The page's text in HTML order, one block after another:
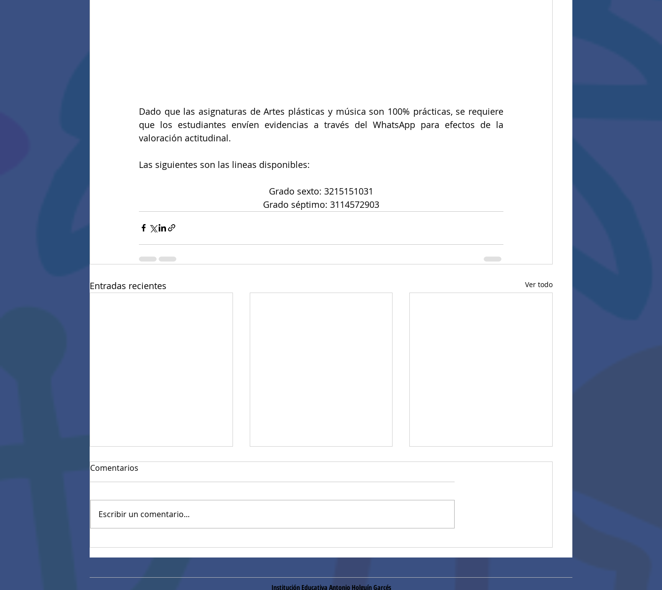
Dado que las asignaturas de Artes plásticas y música son 100% prácticas, se requiere
que los estudiantes envíen evidencias a través del WhatsApp para efectos de la
valoración actitudinal.
Las siguientes son las lineas disponibles:
Grado sexto: 3215151031
Grado séptimo: 3114572903
Entradas recientes Ver todo
diagnósticas estandarizadas
Pruebas Institucionales
Comentarios
Escribir un comentario...
Institución Educativa Antonio Holguín Garcés